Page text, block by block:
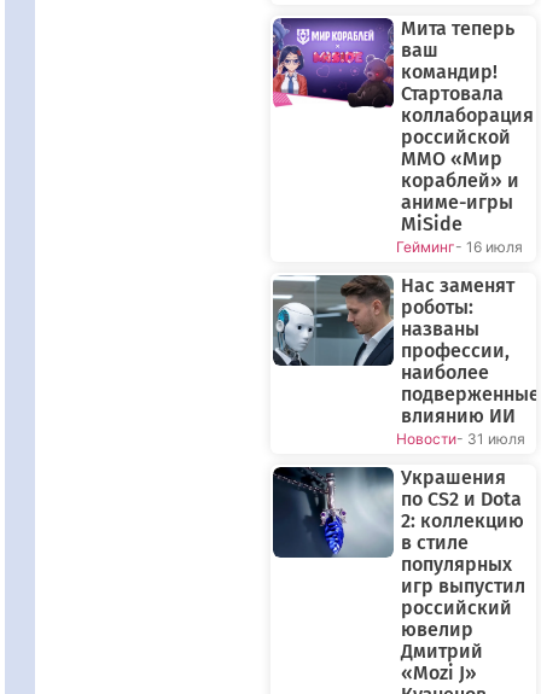
Мита теперь
ваш
командир!
Стартовала
коллаборация
российской
ММО «Мир
кораблей» и
аниме-игры
MiSide
Гейминг- 16 июля
Нас заменят
роботы:
названы
профессии,
наиболее
подверженные
влиянию ИИ
Новости- 31 июля
Украшения
по CS2 и Dota
2: коллекцию
в стиле
популярных
игр выпустил
российский
ювелир
Дмитрий
«Mozi J»